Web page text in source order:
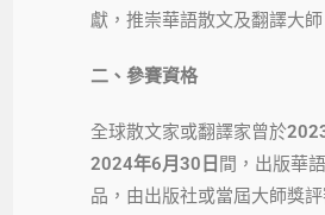
獻，推崇華語散文及翻譯大師
二、參賽資格
全球散文家或翻譯家曾於
2024年6月30日 間，出版華
品，由出版社或當屆大師獎